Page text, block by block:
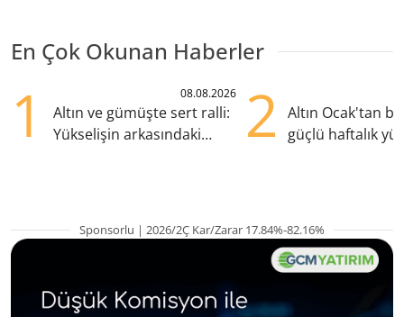
En Çok Okunan Haberler
1 08.08.2026
Altın ve gümüşte sert ralli:
Yükselişin arkasındaki
2
Altın Ocak'tan
güçlü haftalık
Sponsorlu | 2026/2Ç Kar/Zarar 17.84%-82.16%